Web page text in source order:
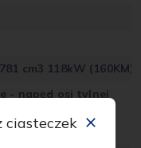
cm3 118kW
- napęd osi tylnej
ciasteczek